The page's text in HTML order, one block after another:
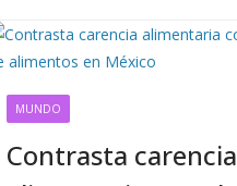
MUNDO
Contrasta carencia